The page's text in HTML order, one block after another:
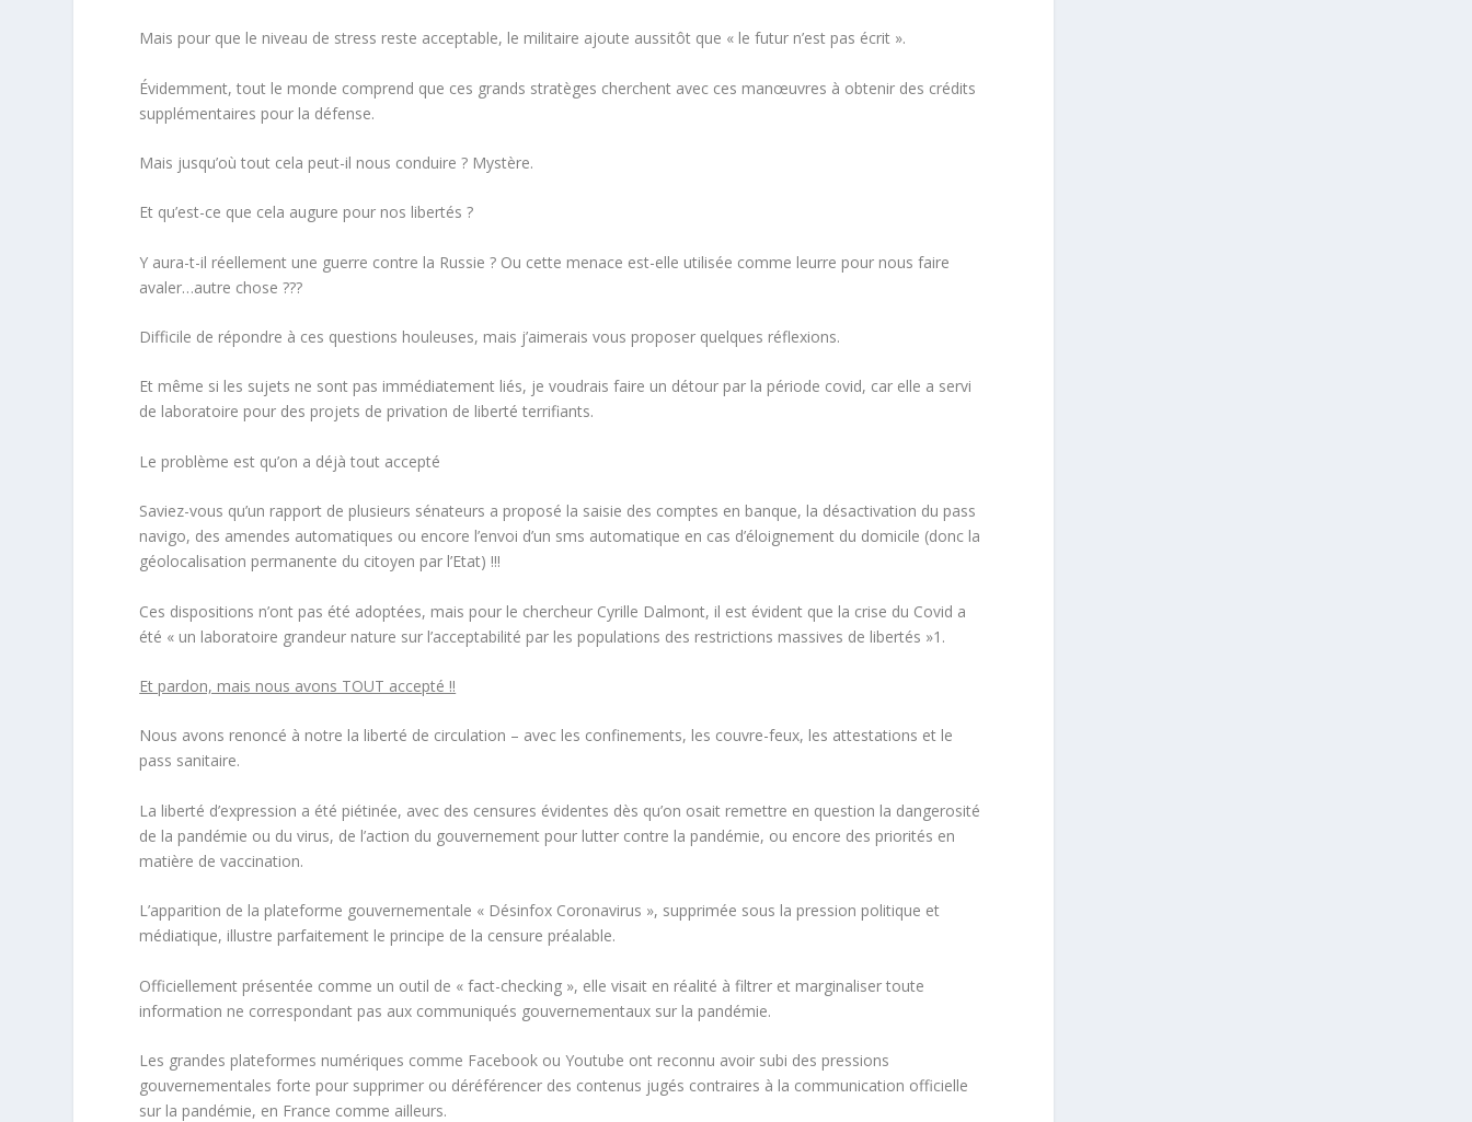
Mais pour que le niveau de stress reste acceptable, le militaire ajoute aussitôt que « le futur n’est pas écrit ».
Évidemment, tout le monde comprend que ces grands stratèges cherchent avec ces manœuvres à obtenir des crédits
supplémentaires pour la défense.
Mais jusqu’où tout cela peut-il nous conduire ? Mystère.
Et qu’est-ce que cela augure pour nos libertés ?
Y aura-t-il réellement une guerre contre la Russie ? Ou cette menace est-elle utilisée comme leurre pour nous faire
avaler…autre chose ???
Difficile de répondre à ces questions houleuses, mais j’aimerais vous proposer quelques réflexions.
Et même si les sujets ne sont pas immédiatement liés, je voudrais faire un détour par la période covid, car elle a servi
de laboratoire pour des projets de privation de liberté terrifiants.
Le problème est qu’on a déjà tout accepté
Saviez-vous qu’un rapport de plusieurs sénateurs a proposé la saisie des comptes en banque, la désactivation du pass
navigo, des amendes automatiques ou encore l’envoi d’un sms automatique en cas d’éloignement du domicile (donc la
géolocalisation permanente du citoyen par l’Etat) !!!
Ces dispositions n’ont pas été adoptées, mais pour le chercheur Cyrille Dalmont, il est évident que la crise du Covid a
été « un laboratoire grandeur nature sur l’acceptabilité par les populations des restrictions massives de libertés »1 .
Et pardon, mais nous avons TOUT accepté !!
Nous avons renoncé à notre la liberté de circulation – avec les confinements, les couvre-feux, les attestations et le
pass sanitaire.
La liberté d’expression a été piétinée, avec des censures évidentes dès qu’on osait remettre en question la dangerosité
de la pandémie ou du virus, de l’action du gouvernement pour lutter contre la pandémie, ou encore des priorités en
matière de vaccination.
L’apparition de la plateforme gouvernementale « Désinfox Coronavirus », supprimée sous la pression politique et
médiatique, illustre parfaitement le principe de la censure préalable.
Officiellement présentée comme un outil de «fact-checking », elle visait en réalité à filtrer et marginaliser toute
information ne correspondant pas aux communiqués gouvernementaux sur la pandémie.
Les grandes plateformes numériques comme Facebook ou Youtube ont reconnu avoir subi des pressions
gouvernementales forte pour supprimer ou déréférencer des contenus jugés contraires à la communication officielle
sur la pandémie, en France comme ailleurs.